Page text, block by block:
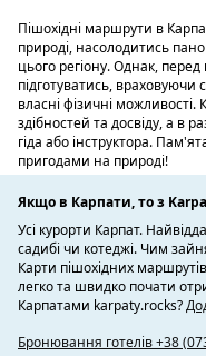
Пішохідні маршрути в
природі, насолодитись
цього регіону. Однак,
підготуватись, враховуючи
власні фізичні
здібностей та досвіду, а в
гіда або інструктора.
пригодами на природі!
Якщо в Карпати, то з
Усі курорти Карпат.
садибі чи котеджі. Чим
Карти пішохідних
легко та швидко почати
Карпатами karpaty.rocks?
Бронювання готелів +38